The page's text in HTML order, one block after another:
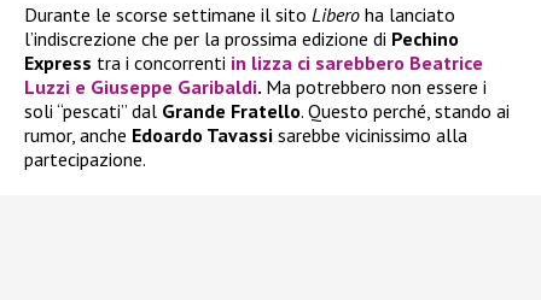
Durante le scorse settimane il sito Libero ha lanciato
l’indiscrezione che per la prossima edizione di Pechino
Express tra i concorrenti in lizza ci sarebbero Beatrice
Luzzi e Giuseppe Garibaldi. Ma potrebbero non essere i
soli “pescati” dal Grande Fratello. Questo perché, stando ai
rumor, anche Edoardo Tavassi sarebbe vicinissimo alla
partecipazione.